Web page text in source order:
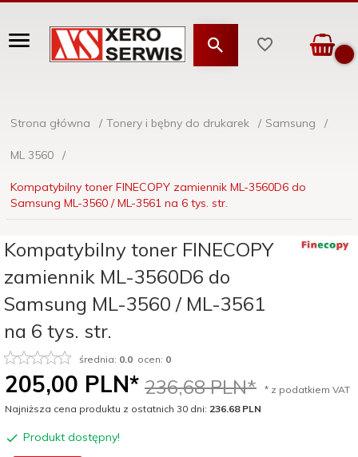
Strona główna Tonery i bębny do drukarek Samsung
ML 3560
Kompatybilny toner FINECOPY zamiennik ML-3560D6 do
Samsung ML-3560 / ML-3561 na 6 tys. str.
Kompatybilny toner FINECOPY
zamiennik ML-3560D6 do
Samsung ML-3560 / ML-3561
na 6 tys. str.
średnia: 0.0 ocen: 0
205,00 PLN* 236,68 PLN*
* z podatkiem VAT
Najniższa cena produktu z ostatnich 30 dni: 236.68 PLN
Produkt dostępny!